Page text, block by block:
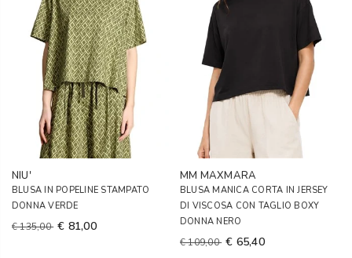
NIU'
BLUSA IN POPELINE STAMPATO
DONNA VERDE
€ 135,00 € 81,00
MM MAXMARA
BLUSA MANICA CORTA IN JERSEY
DI VISCOSA CON TAGLIO BOXY
DONNA NERO
€ 109,00 € 65,40